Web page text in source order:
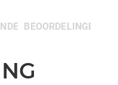
INFORMATIE
BEOORDELINGEN (0)